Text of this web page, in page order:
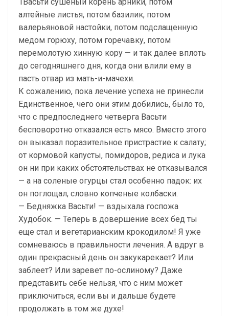
алтейные листья, потом базилик, потом
валерьяновой настойки, потом подслащенную
медом горюху, потом горечавку, потом
перемолотую хинную кору — и так далее вплоть
до сегодняшнего дня, когда они влили ему в
пасть отвар из мать-и-мачехи.
К сожалению, пока лечение успеха не принесли
Единственное, чего они этим добились, было то,
что с предпоследнего четверга Васьти
бесповоротно отказался есть мясо. Вместо этого
он выказал поразительное пристрастие к салату;
от кормовой капусты, помидоров, редиса и лука
он ни при каких обстоятельствах не отказывался
— а на соленые огурцы стал особенно падок: их
он поглощал, словно копченые колбаски.
— Бедняжка Васьти! — вздыхала госпожа
Худобок. — Теперь в довершение всех бед ты
еще стал и вегетарианским крокодилом! Я уже
сомневаюсь в правильности лечения. А вдруг в
один прекрасный день он закукарекает? Или
заблеет? Или заревет по-ослиному? Даже
представить себе нельзя, что с ним может
приключиться, если вы и дальше будете
продолжать в том же духе!